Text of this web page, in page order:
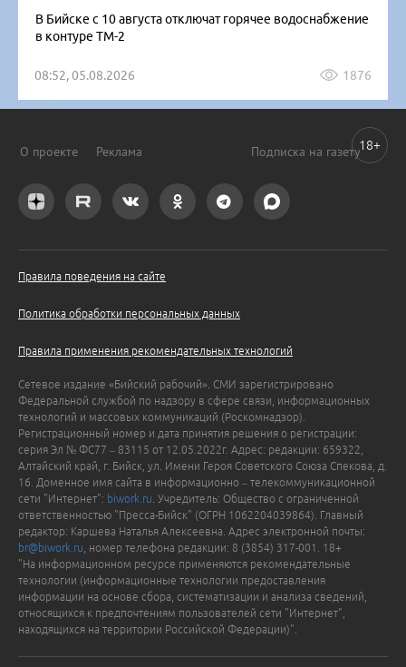
В Бийске с 10 августа отключат горячее водоснабжение
в контуре ТМ-2
08:52, 05.08.2026 1876
О проекте Реклама Подписка на газету
Правила поведения на сайте
Политика обработки персональных данных
Правила применения рекомендательных технологий
Сетевое издание «Бийский рабочий». СМИ зарегистрировано
Федеральной службой по надзору в сфере связи, информационных
технологий и массовых коммуникаций (Роскомнадзор).
Регистрационный номер и дата принятия решения о регистрации:
серия Эл № ФС77 – 83115 от 12.05.2022г. Адрес: редакции: 659322,
Алтайский край, г. Бийск, ул. Имени Героя Советского Союза Спекова, д.
16. Доменное имя сайта в информационно – телекоммуникационной
сети "Интернет": biwork.ru . Учредитель: Общество с ограниченной
ответственностью "Пресса-Бийск" (ОГРН 1062204039864). Главный
редактор: Каршева Наталья Алексеевна. Адрес электронной почты:
br@biwork.ru , номер телефона редакции: 8 (3854) 317-001. 18+
"На информационном ресурсе применяются рекомендательные
технологии (информационные технологии предоставления
информации на основе сбора, систематизации и анализа сведений,
относящихся к предпочтениям пользователей сети "Интернет",
находящихся на территории Российской Федерации)".
18+